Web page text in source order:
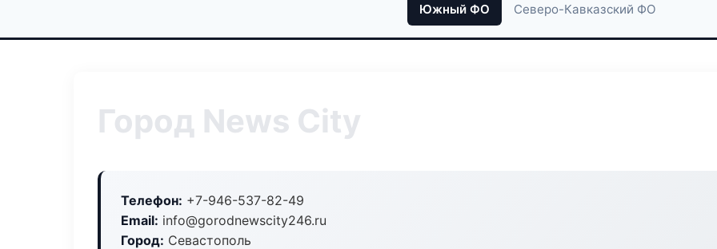
Южный ФО Северо-Кавказский ФО
Город News City
Телефон: +7-946-537-82-49
Email: info@gorodnewscity246.ru
Город: Севастополь